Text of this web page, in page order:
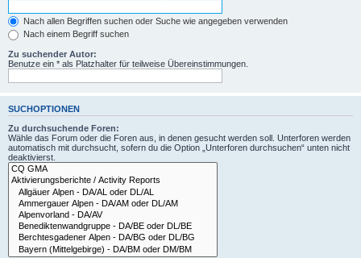
Nach allen Begriffen suchen oder Suche wie angegeben verwenden
Nach einem Begriff suchen
Zu suchender Autor:
Benutze ein * als Platzhalter für teilweise Übereinstimmungen.
SUCHOPTIONEN
Zu durchsuchende Foren:
Wähle das Forum oder die Foren aus, in denen gesucht werden soll. Unterforen werden
automatisch mit durchsucht, sofern du die Option „Unterforen durchsuchen“ unten nicht
deaktivierst.